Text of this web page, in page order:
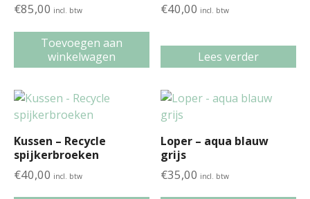
€85,00 incl. btw
Toevoegen aan
winkelwagen
€40,00 incl. btw
Lees verder
Kussen – Recycle
spijkerbroeken
€40,00 incl. btw
Loper – aqua blauw
grijs
€35,00 incl. btw